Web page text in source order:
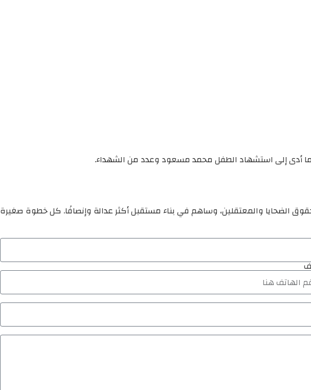
مما أدى إلى استشهاد الطفل محمد مسعود وعدد من الشهداء.
الضحايا والمعتقلين، وساهم في بناء مستقبل أكثر عدالة وإنصافًا. كل خطوة صغيرة